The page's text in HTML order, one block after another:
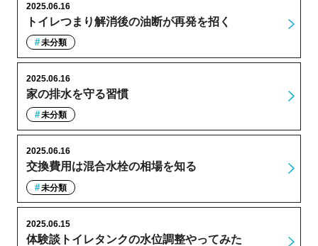
トイレつまり解消後の油断が再発を招く
2025.06.16
未分類
家の排水を守る習慣
2025.06.16
未分類
交換費用は混合水栓の相場を知る
2025.06.16
未分類
体験談トイレタンクの水位調整やってみた
2025.06.15